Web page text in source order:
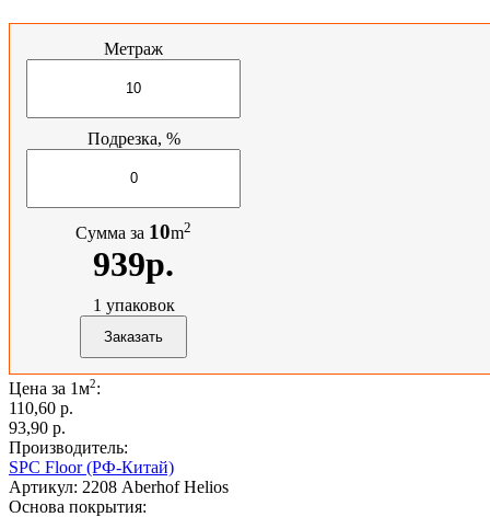
Метраж
Подрезка, %
Сумма за 10m2
939р.
1 упаковок
Цена за 1м2:
110,60 p.
93,90 p.
Производитель:
SPC Floor (РФ-Китай)
Артикул: 2208 Aberhof Helios
Основа покрытия: